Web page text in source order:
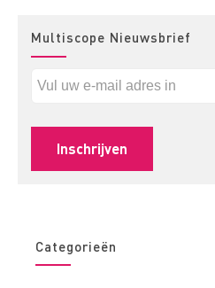
Multiscope Nieuwsbrief
Categorieën